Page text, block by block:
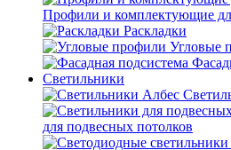
Профили и комплектующие
Раскладки
Угловые
Светильники
для подвесных потолков